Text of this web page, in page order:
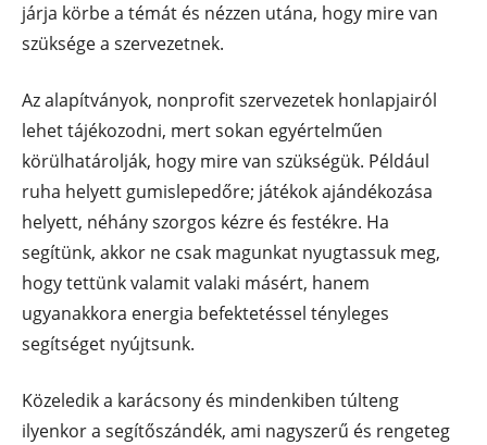
járja körbe a témát és nézzen utána, hogy mire van
szüksége a szervezetnek.
Az alapítványok, nonprofit szervezetek honlapjairól
lehet tájékozodni, mert sokan egyértelműen
körülhatárolják, hogy mire van szükségük. Például
ruha helyett gumislepedőre; játékok ajándékozása
helyett, néhány szorgos kézre és festékre. Ha
segítünk, akkor ne csak magunkat nyugtassuk meg,
hogy tettünk valamit valaki másért, hanem
ugyanakkora energia befektetéssel tényleges
segítséget nyújtsunk.
Közeledik a karácsony és mindenkiben túlteng
ilyenkor a segítőszándék, ami nagyszerű és rengeteg